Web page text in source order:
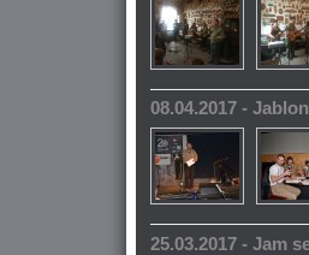
08.04.2017 -
25.03.2017 - Jam